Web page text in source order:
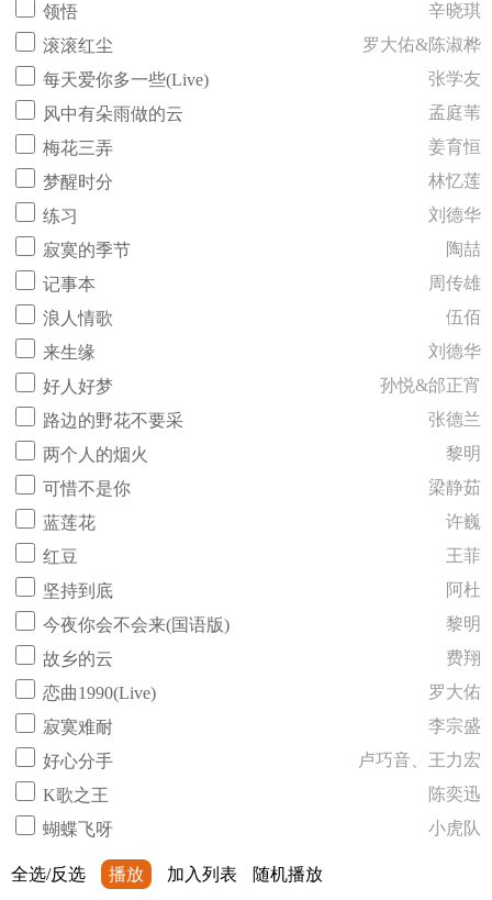
领悟
辛晓琪
滚滚红尘
罗大佑&陈淑桦
每天爱你多一些(Live)
张学友
风中有朵雨做的云
孟庭苇
梅花三弄
姜育恒
梦醒时分
林忆莲
练习
刘德华
寂寞的季节
陶喆
记事本
周传雄
浪人情歌
伍佰
来生缘
刘德华
好人好梦
孙悦&邰正宵
路边的野花不要采
张德兰
两个人的烟火
黎明
可惜不是你
梁静茹
蓝莲花
许巍
红豆
王菲
坚持到底
阿杜
今夜你会不会来(国语版)
黎明
故乡的云
费翔
恋曲1990(Live)
罗大佑
寂寞难耐
李宗盛
好心分手
卢巧音、王力宏
K歌之王
陈奕迅
蝴蝶飞呀
小虎队
全选/反选 播放 加入列表 随机播放